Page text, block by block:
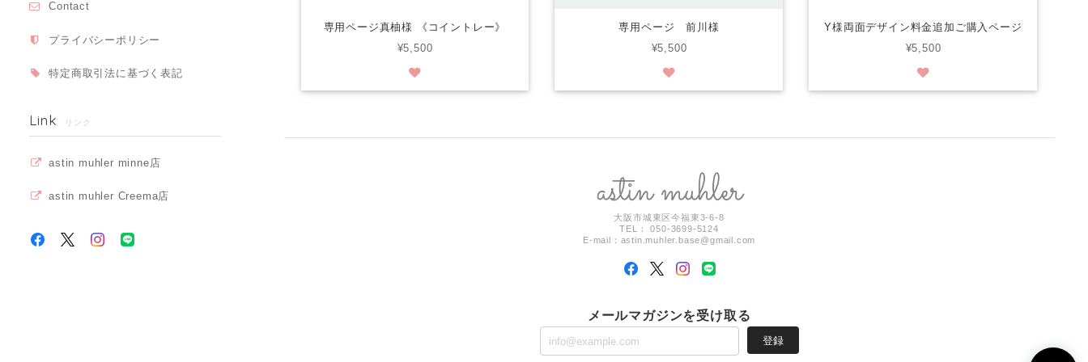
Contact
プライバシーポリシー
特定商取引法に基づく表記
Link リンク
astin muhler minne店
astin muhler Creema店
専用ページ真柚様 《コイントレー》
¥5,500
専用ページ 前川様
¥5,500
Y様両面デザイン料金追加ご購入ページ
¥5,500
大阪市城東区今福東3-6-8
TEL： 050-3699-5124
E-mail： astin.muhler.base@gmail.com
メールマガジンを受け取る
登録